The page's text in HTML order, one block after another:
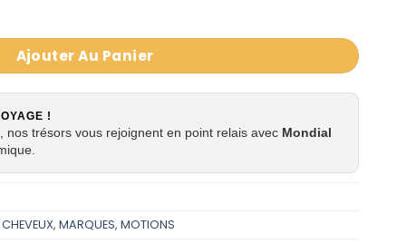
de traitement et réparation CPR MOTIONS CRITICAL
Ajouter Au Panier
!
nos trésors vous rejoignent en point relais avec Mondial
CHEVEUX, MARQUES, MOTIONS